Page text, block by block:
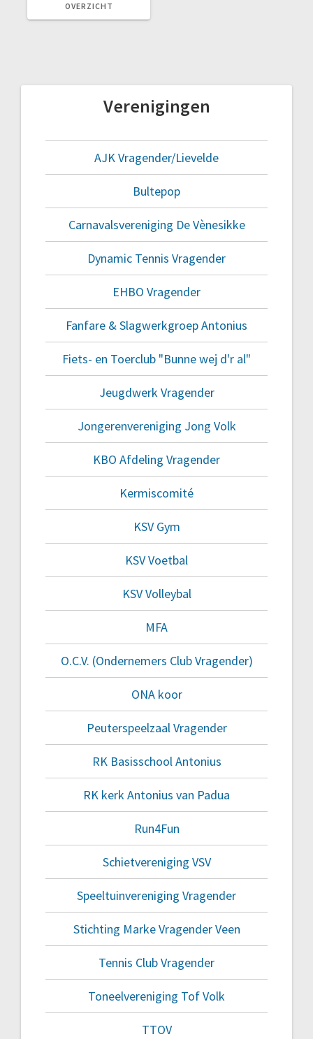
OVERZICHT
Verenigingen
AJK Vragender/Lievelde
Bultepop
Carnavalsvereniging De Vènesikke
Dynamic Tennis Vragender
EHBO Vragender
Fanfare & Slagwerkgroep Antonius
Fiets- en Toerclub "Bunne wej d'r al"
Jeugdwerk Vragender
Jongerenvereniging Jong Volk
KBO Afdeling Vragender
Kermiscomité
KSV Gym
KSV Voetbal
KSV Volleybal
MFA
O.C.V. (Ondernemers Club Vragender)
ONA koor
Peuterspeelzaal Vragender
RK Basisschool Antonius
RK kerk Antonius van Padua
Run4Fun
Schietvereniging VSV
Speeltuinvereniging Vragender
Stichting Marke Vragender Veen
Tennis Club Vragender
Toneelvereniging Tof Volk
TTOV